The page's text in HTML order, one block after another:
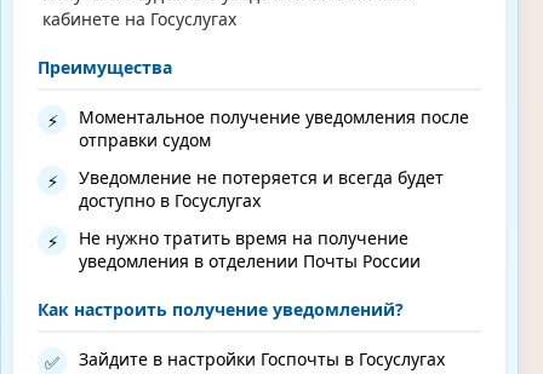
кабинете на Госуслугах
Преимущества
⚡
Моментальное получение уведомления после
отправки судом
⚡
Уведомление не потеряется и всегда будет
доступно в Госуслугах
⚡
Не нужно тратить время на получение
уведомления в отделении Почты России
Как настроить получение уведомлений?
✅ Зайдите в настройки Госпочты в Госуслугах